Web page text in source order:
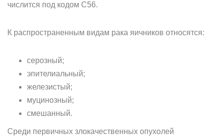
числится под кодом С56.
К распространенным видам рака яичников относятся:
серозный;
эпителиальный;
железистый;
муцинозный;
смешанный.
Среди первичных злокачественных опухолей